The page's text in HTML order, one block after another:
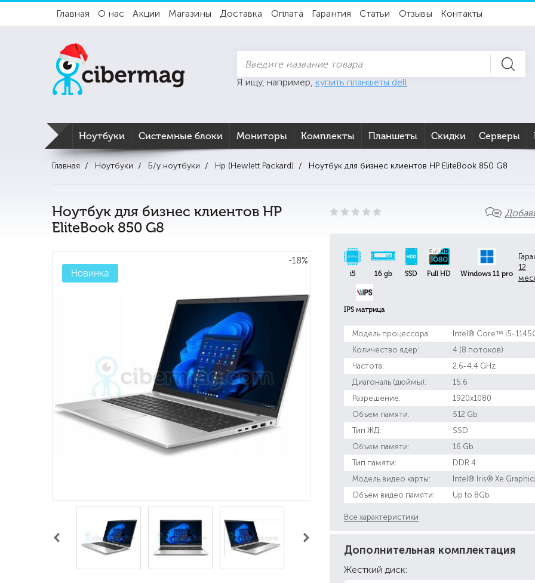
Главная О нас Акции Магазины Доставка Оплата Гарантия Статьи Отзывы Контакты
Я ищу, например, купить планшеты dell
Ноутбуки Системные блоки Мониторы Комплекты Планшеты Скидки Серверы
Главная Ноутбуки Б/у ноутбуки Hp (Hewlett Packard) Ноутбук для бизнес клиентов HP EliteBook 850 G8
Ноутбук для бизнес клиентов HP
EliteBook 850 G8
-18%
Новинка i5 16 gb SSD Full HD Windows 11 pro
IPS матрица
12
Модель процессора:
Intel® Core™ i5-
Количество ядер:
4 (8 потоков)
Частота:
2.6-4.4 GHz
Диагональ (дюймы):
15.6
Разрешение:
1920x1080
Объем памяти:
512 Gb
Тип ЖД:
SSD
Объем памяти:
16 Gb
Тип памяти:
DDR 4
Модель видео карты:
Intel® Iris® Xe
Объем видео памяти:
Up to 8Gb
Все характеристики
Дополнительная комплектация
Жесткий диск: